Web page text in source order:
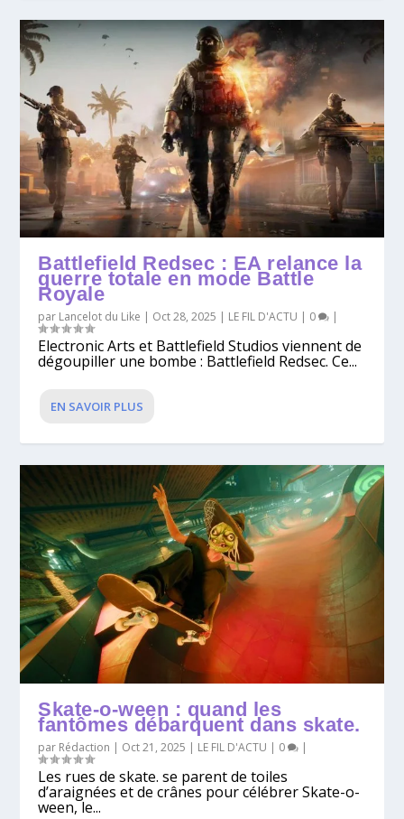
Battlefield Redsec : EA relance la
guerre totale en mode Battle
Royale
par Lancelot du Like Oct 28, 2025 LE FIL D'ACTU 0
Electronic Arts et Battlefield Studios viennent de
dégoupiller une bombe : Battlefield Redsec. Ce...
EN SAVOIR PLUS
Skate-o-ween : quand les
fantômes débarquent dans skate.
par Rédaction | Oct 21, 2025 | LE FIL D'ACTU | 0 |
Les rues de skate. se parent de toiles
d’araignées et de crânes pour célébrer Skate-o-
ween, le...